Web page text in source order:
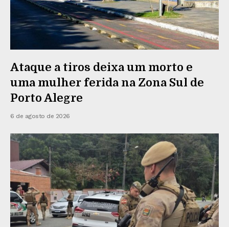
Ataque a tiros deixa um morto e
uma mulher ferida na Zona Sul de
Porto Alegre
6 de agosto de 2026